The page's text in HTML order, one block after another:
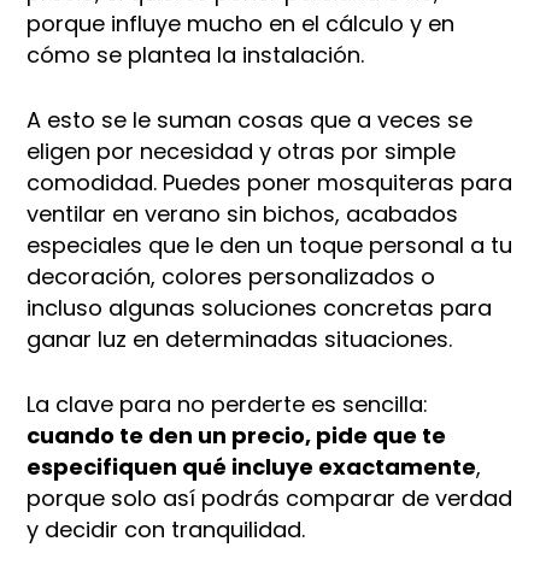
porque influye mucho en el cálculo y en
cómo se plantea la instalación.
A esto se le suman cosas que a veces se
eligen por necesidad y otras por simple
comodidad. Puedes poner mosquiteras para
ventilar en verano sin bichos, acabados
especiales que le den un toque personal a tu
decoración, colores personalizados o
incluso algunas soluciones concretas para
ganar luz en determinadas situaciones.
La clave para no perderte es sencilla:
cuando te den un precio, pide que te
especifiquen qué incluye exactamente,
porque solo así podrás comparar de verdad
y decidir con tranquilidad.